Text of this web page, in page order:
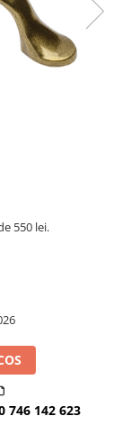
550 lei.
746 142 623